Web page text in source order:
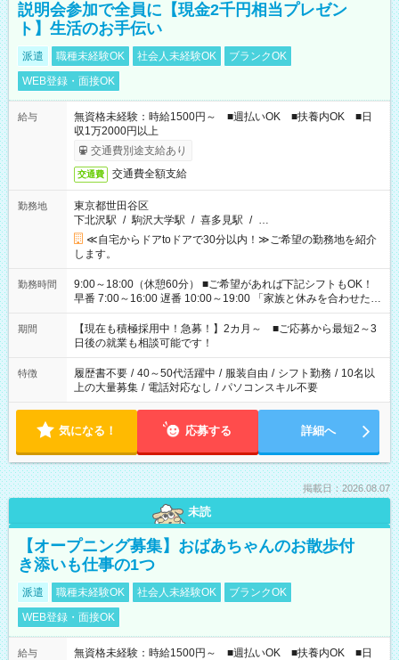
説明会参加で全員に【現金2千円相当プレゼン
ト】生活のお手伝い
派遣 職種未経験OK 社会人未経験OK
ブランクOK
WEB登録・面接OK
給与
無資格未経験：時給1500円～ ■週払いOK ■扶養内OK ■日
収1万2000円以上
交通費別途支給あり
交通費 交通費全額支給
勤務地
東京都世田谷区
下北沢駅 / 駒沢大学駅 / 喜多見駅 / …
≪自宅からドアtoドアで30分以内！≫ご希望の勤務地を紹介
します。
勤務時間
9:00～18:00（休憩60分） ■ご希望があれば下記シフトもOK！
早番 7:00～16:00 遅番 10:00～19:00 「家族と休みを合わせた
い」 「余裕を持って夕飯の準備がしたい」 「できれば残業はし
たくない」 など、ご希望を教えてくださいね。 ※Wワーク希望
の方へ 今ご覧のお仕事で希望する勤務時間と、もう1つのお仕事
の勤務時間。 合計で週40時間を超える場合は応募できません。
期間
【現在も積極採用中！急募！】2カ月～ ■ご応募から最短2～3
日後の就業も相談可能です！
特徴 履歴書不要 / 40～50代活躍中 / 服装自由 / シフト勤務 / 10名以
上の大量募集 / 電話対応なし / パソコンスキル不要
気になる！ 応募する 詳細へ
掲載日：2026.08.07
未読
【オープニング募集】おばあちゃんのお散歩付
き添いも仕事の1つ
派遣 職種未経験OK 社会人未経験OK
ブランクOK
WEB登録・面接OK
給与
無資格未経験：時給1500円～ ■週払いOK ■扶養内OK ■日